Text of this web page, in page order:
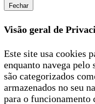
Fechar
Visão geral de
Este site usa cookies
enquanto navega pelo
são categorizados
armazenados no seu
para o funcionamento